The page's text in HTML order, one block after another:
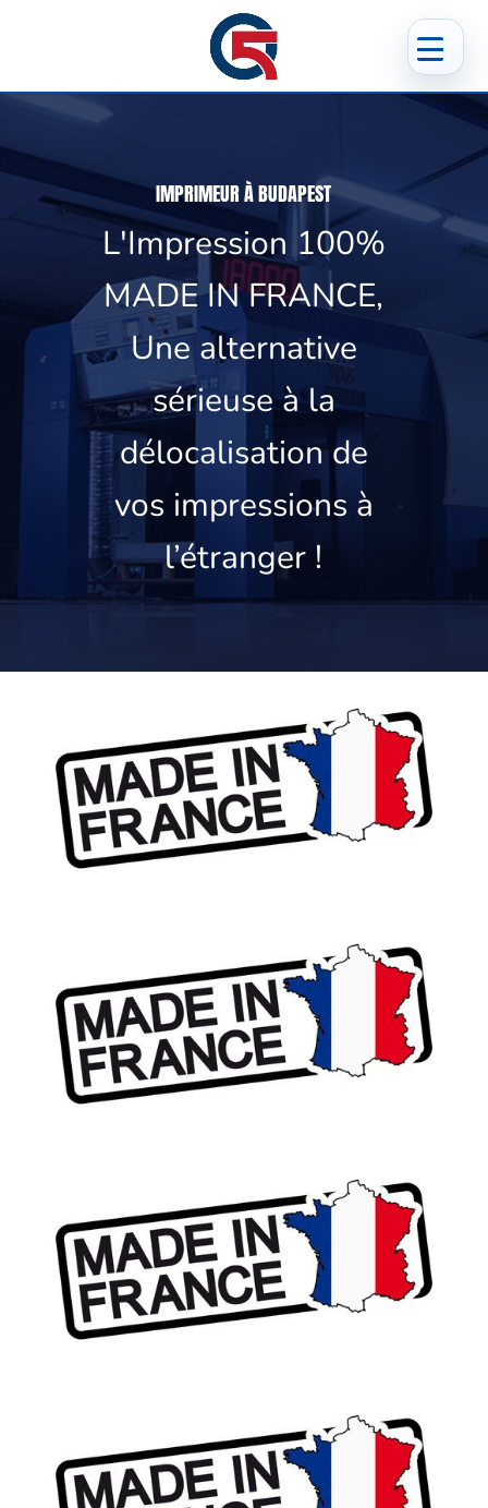
IMPRIMEUR À BUDAPEST
L'Impression 100%
MADE IN FRANCE,
Une alternative
sérieuse à la
délocalisation de
vos impressions à
l’étranger !